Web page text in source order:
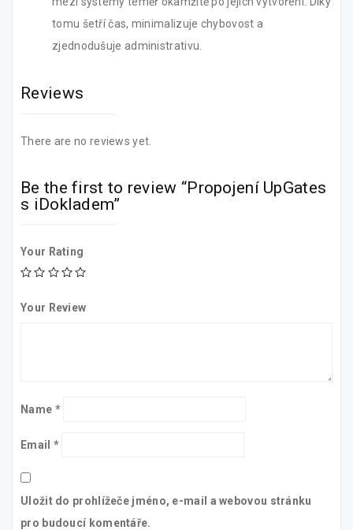
tomu šetří čas, minimalizuje chybovost a
zjednodušuje administrativu.
Reviews
There are no reviews yet.
Be the first to review “Propojení UpGates
s iDokladem”
Your Rating
Your Review
Name *
Email *
Uložit do prohlížeče jméno, e-mail a webovou stránku
pro budoucí komentáře.